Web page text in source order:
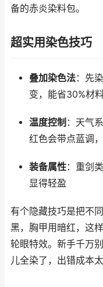
备的赤炎染料包。
超实用染色技巧
叠加染色法：先
变，能省30%材
温度控制 ：天气
红色会带点蓝调
装备属性：重剑
显得轻盈
有个隐藏技巧是把不
黑，胸甲用暗红，这
轮眼特效。新手千万
儿全染了，出错成本太